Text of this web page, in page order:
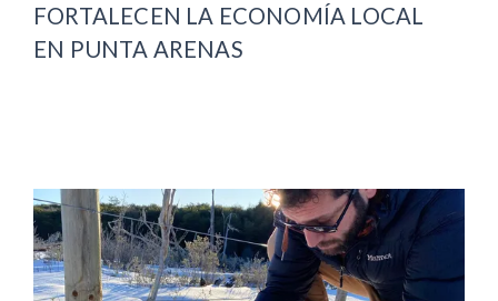
FORTALECEN LA ECONOMÍA LOCAL
EN PUNTA ARENAS